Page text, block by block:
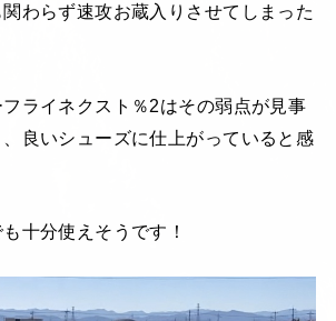
わらず速攻お蔵入りさせてしまった
ライネクスト％2はその弱点が見事
良いシューズに仕上がっていると感
十分使えそうです！